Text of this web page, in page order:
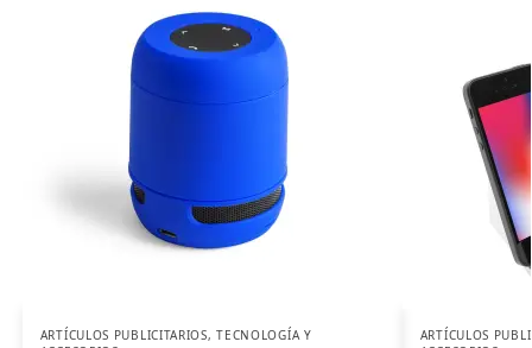
ARTÍCULOS PUBLICITARIOS,TECNOLOGÍA Y
ARTÍCULOS